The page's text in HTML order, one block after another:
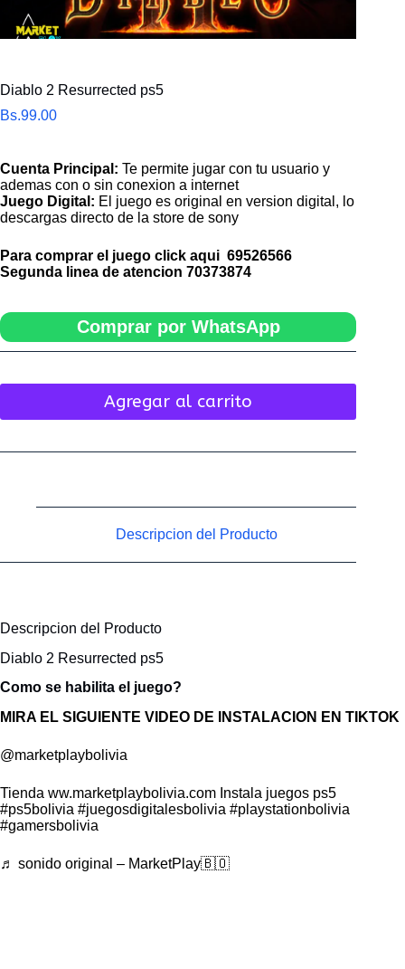
Diablo 2 Resurrected ps5
Bs.99.00
Cuenta Principal: Te permite jugar con tu usuario y
ademas con o sin conexion a internet
Juego Digital: El juego es original en version digital, lo
descargas directo de la store de sony
Para comprar el juego click aqui 69526566
Segunda linea de atencion 70373874
Comprar por WhatsApp
Agregar al carrito
Descripcion del Producto
Descripcion del Producto
Diablo 2 Resurrected ps5
Como se habilita el juego?
MIRA EL SIGUIENTE VIDEO DE INSTALACION EN TIKTOK
@marketplaybolivia
Tienda ww.marketplaybolivia.com Instala juegos ps5
#ps5bolivia #juegosdigitalesbolivia #playstationbolivia
#gamersbolivia
♬ sonido original – MarketPlay🇧🇴